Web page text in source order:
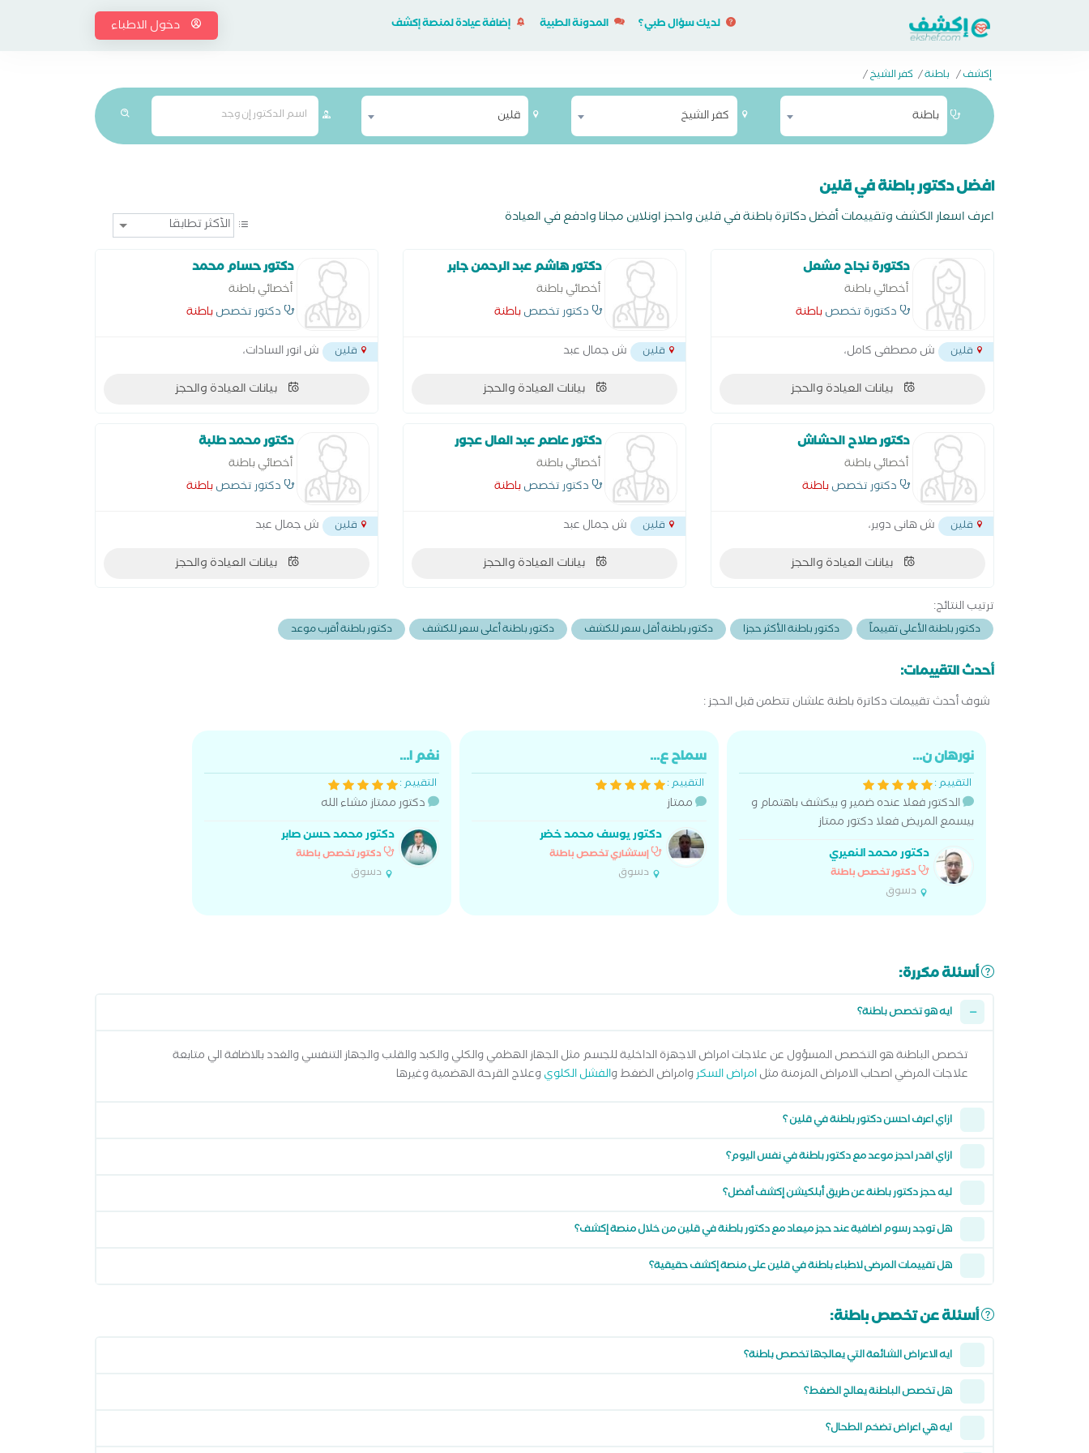
لديك سؤال طبي؟ المدونة الطبية إضافة عيادة لمنصة إكشف دخول الاطباء
إكشف/ باطنة/ كفر الشيخ/
باطنة كفر الشيخ قلين
افضل دكتور باطنة في قلين
اعرف اسعار الكشف وتقييمات أفضل دكاترة باطنة في قلين واحجز اونلاين مجانا وادفع في العيادة
دكتورة نجاح مشعل
أخصائي باطنة
دكتورة تخصصباطنة
قلين ش مصطفى كامل،
بيانات العيادة والحجز
دكتور هاشم عبد الرحمن جابر
أخصائي باطنة
دكتور تخصصباطنة
قلين ش جمال عبد
بيانات العيادة والحجز
دكتور حسام محمد
أخصائي باطنة
دكتور تخصصباطنة
قلين ش انور السادات،
بيانات العيادة والحجز
دكتور صلاح الحشاش
أخصائي باطنة
دكتور تخصصباطنة
قلين ش هانى دوير،
بيانات العيادة والحجز
دكتور عاصم عبد العال عجور
أخصائي باطنة
دكتور تخصصباطنة
قلين ش جمال عبد
بيانات العيادة والحجز
دكتور محمد طلبة
أخصائي باطنة
دكتور تخصصباطنة
قلين ش جمال عبد
بيانات العيادة والحجز
ترتيب النتائج:
دكتور باطنة الأعلى تقييماً دكتور باطنة الأكثر حجزا دكتور باطنة أقل سعر للكشف دكتور باطنة أعلى سعر للكشف دكتور باطنة أقرب موعد
أحدث التقييمات:
شوف أحدث تقييمات دكاترة باطنة علشان تتطمن قبل الحجز :
نورهان ن...
التقييم :
الدكتور فعلا عنده ضمير و بيكشف باهتمام و
بيسمع المريض فعلا دكتور ممتاز
دكتور محمد النعيري
دكتور تخصص باطنة
دسوق
سماح ع...
التقييم :
ممتاز
دكتور يوسف محمد خضر
إستشاري تخصص باطنة
دسوق
نغم ا...
التقييم :
دكتور ممتاز مشاء الله
دكتور محمد حسن صابر
دكتور تخصص باطنة
دسوق
أسئلة مكررة:
ايه هو تخصص باطنة؟
تخصص الباطنة هو التخصص المسؤول عن علاجات امراض الاجهزة الداخلية للجسم مثل الجهاز الهظمي والكلي والكبد والقلب والجهاز التنفسي والغدد بالاضافة الي متابعة
علاجات المرضي اصحاب الامراض المزمنة مثلامراض السكروامراض الضغط والفشل الكلويوعلاج القرحة الهضمية وغيرها
ازاي اعرف احسن دكتور باطنة في قلين ؟
ازاي اقدر احجز موعد مع دكتور باطنة في نفس اليوم؟
ليه حجز دكتور باطنة عن طريق أبلكيشن إكشف أفضل؟
هل توجد رسوم اضافية عند حجز ميعاد مع دكتور باطنة في قلين من خلال منصة إكشف؟
هل تقييمات المرضى لاطباء باطنة في قلين على منصة إكشف حقيقية؟
أسئلة عن تخصص باطنة:
ايه الاعراض الشائعة التي يعالجها تخصص باطنة؟
هل تخصص الباطنة يعالج الضغط؟
ايه هي اعراض تضخم الطحال؟